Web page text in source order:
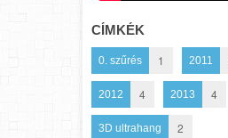
CÍMKÉK
0. szűrés 1 2011
2012 4 2013 4
3D ultrahang 2